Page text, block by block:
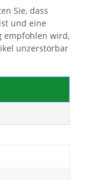
Sie, dass
und eine
empfohlen wird,
unzerstörbar